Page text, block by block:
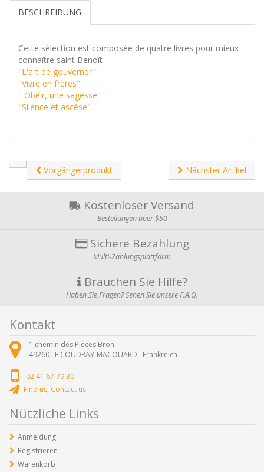
BESCHREIBUNG
Cette sélection est composée de quatre livres pour mieux
connaître saint Benoît
"L'art de gouverner "
"Vivre en frères"
" Obéir, une sagesse"
"Silence et ascèse"
Vorgängerprodukt Nächster Artikel
Kostenloser Versand
Bestellungen über $50
Sichere Bezahlung
Multi-Zahlungsplattform
Brauchen Sie Hilfe?
Haben Sie Fragen? Sehen Sie unsere F.A.Q.
Kontakt
1,chemin des Pièces Bron
49260 LE COUDRAY-MACOUARD , Frankreich
02 41 67 79 30
Find us, Contact us
Nützliche Links
Anmeldung
Registrieren
Warenkorb